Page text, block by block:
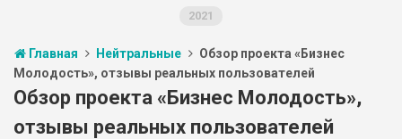
Статьи
Партнеры
2021
Главная Нейтральные
Обзор проекта «Бизнес
Молодость», отзывы реальных пользователей
Обзор проекта «Бизнес Молодость»,
отзывы реальных пользователей